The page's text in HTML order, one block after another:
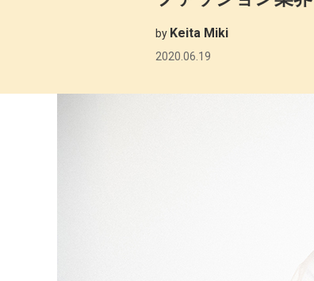
by Keita Miki
2020.06.19